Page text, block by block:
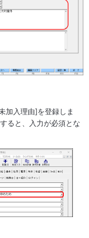
加入理由]を登録しま
ると、入力が必須とな